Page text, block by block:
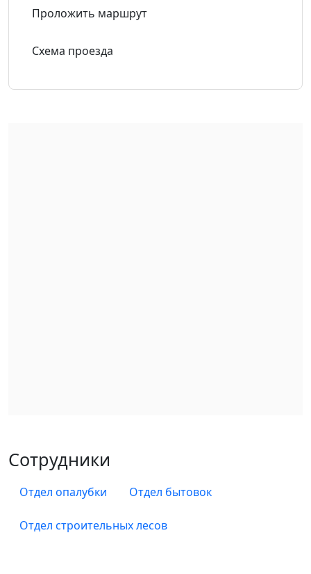
Проложить маршрут
Схема проезда
Сотрудники
Отдел опалубки Отдел бытовок
Отдел строительных лесов